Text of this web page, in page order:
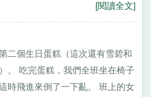
[閱讀全文]
二個生日蛋糕（這次還有雪碧和
。 吃完蛋糕，我們全班坐在椅子
時飛進來倒了一下亂。 班上的女